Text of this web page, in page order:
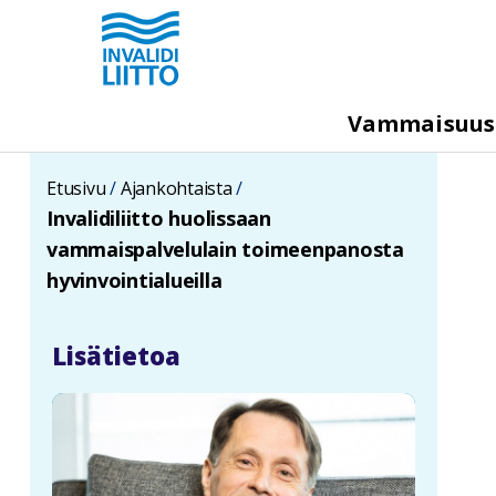
pääsisältöön
e
g
a
m
e
Vammaisuus
Etusivu Ajankohtaista
Invalidiliitto huolissaan
vammaispalvelulain toimeenpanosta
hyvinvointialueilla
Lisätietoa